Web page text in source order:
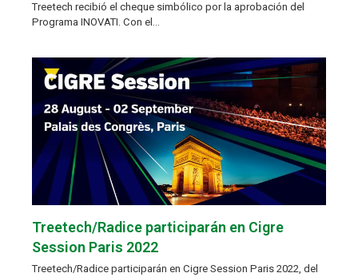
Treetech recibió el cheque simbólico por la aprobación del
Programa INOVATI. Con el…
Treetech/Radice participarán en Cigre
Session Paris 2022
Treetech/Radice participarán en Cigre Session Paris 2022, del